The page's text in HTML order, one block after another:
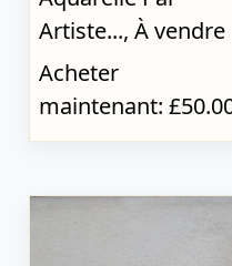
Artiste..., À vendre
Acheter
maintenant: